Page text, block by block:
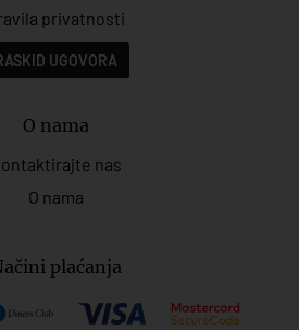
privatnosti
UGOVORA
O nama
nas
O nama
plaćanja